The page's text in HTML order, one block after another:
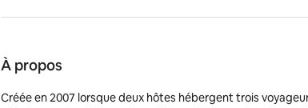
À propos
Créée en 2007 lorsque deux hôtes hébergent trois